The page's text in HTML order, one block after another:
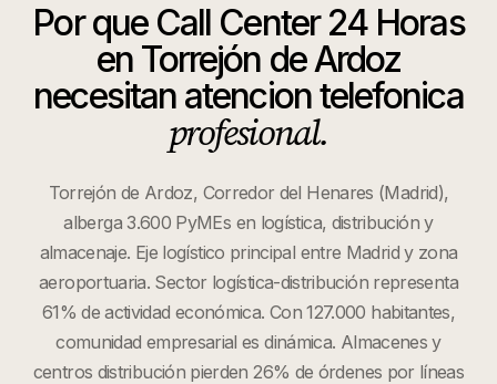
Por que Call Center 24 Horas
en Torrejón de Ardoz
necesitan atencion telefonica
profesional.
Torrejón de Ardoz, Corredor del Henares (Madrid),
alberga 3.600 PyMEs en logística, distribución y
almacenaje. Eje logístico principal entre Madrid y zona
aeroportuaria. Sector logística-distribución representa
61% de actividad económica. Con 127.000 habitantes,
comunidad empresarial es dinámica. Almacenes y
centros distribución pierden 26% de órdenes por líneas